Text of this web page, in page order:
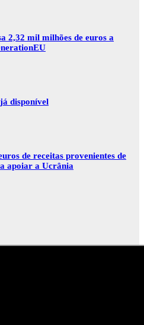
2,32 mil milhões de euros a
disponível
de receitas provenientes de
apoiar a Ucrânia